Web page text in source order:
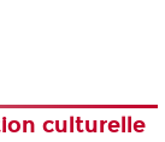
culturelle